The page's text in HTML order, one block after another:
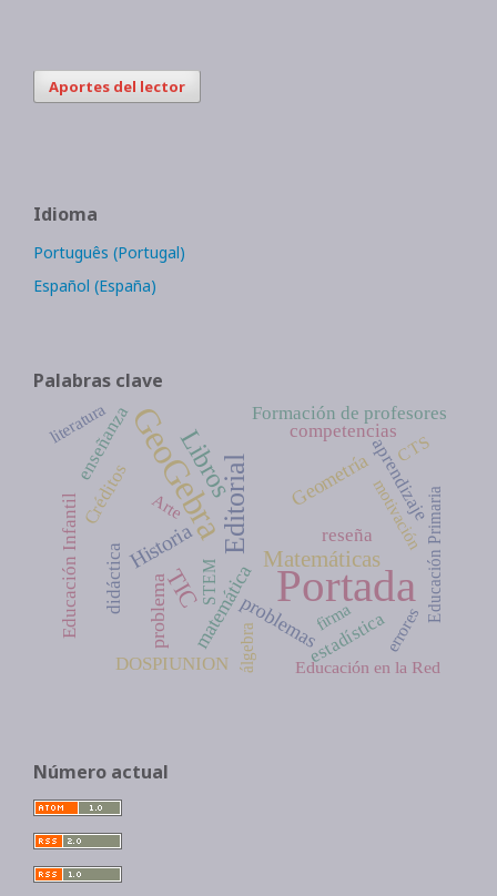
Aportes del lector
Idioma
Português (Portugal)
Español (España)
Palabras clave
Portada
GeoGebraEditorial
Libros
TIC
Matemáticas
Historia
matemática
problema
Geometría
problemasestadística
reseña
Créditos aprendizaje
Formación de profesores
Educación Infantil
DOSPIUNION
didáctica
enseñanza competencias
motivaciónEducación Primaria
STEM
Educación en la Red
álgebra errores
firma
Arte
CTS
literatura
Número actual